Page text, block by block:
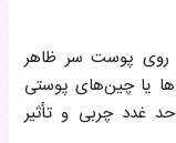
روی پوست سر ظاهر
یا چین‌های پوستی
غدد چربی و تأثیر